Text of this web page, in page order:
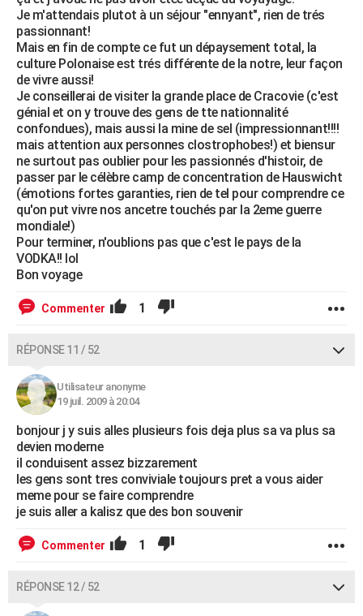
Je m'attendais plutot à un séjour "ennyant", rien de trés
passionnant!
Mais en fin de compte ce fut un dépaysement total, la
culture Polonaise est trés différente de la notre, leur façon
de vivre aussi!
Je conseillerai de visiter la grande place de Cracovie (c'est
génial et on y trouve des gens de tte nationnalité
confondues), mais aussi la mine de sel (impressionnant!!!!
mais attention aux personnes clostrophobes!) et biensur
ne surtout pas oublier pour les passionnés d'histoir, de
passer par le célèbre camp de concentration de Hauswicht
(émotions fortes garanties, rien de tel pour comprendre ce
qu'on put vivre nos ancetre touchés par la 2eme guerre
mondiale!)
Pour terminer, n'oublions pas que c'est le pays de la
VODKA!! lol
Bon voyage
Commenter 1
RÉPONSE 11 / 52
Utilisateur anonyme
19 juil. 2009 à 20:04
bonjour j y suis alles plusieurs fois deja plus sa va plus sa
devien moderne
il conduisent assez bizzarement
les gens sont tres conviviale toujours pret a vous aider
meme pour se faire comprendre
je suis aller a kalisz que des bon souvenir
Commenter 1
RÉPONSE 12 / 52